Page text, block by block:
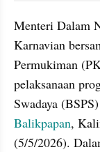
Menteri Dalam
Karnavian
Permukiman
pelaksanaan
Balikpapan,
(5/5/2026).